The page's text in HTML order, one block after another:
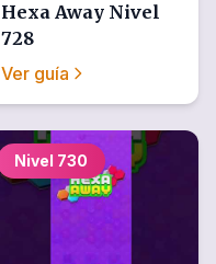
Hexa Away Nivel
728
Ver guía
Nivel 730